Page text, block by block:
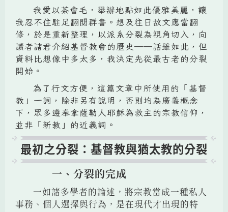
我愛以茶會毛，舉辦地點如此優雅美麗，讓
我忍不住駐足翻閱群書。想及往日故文應當翻
修，於是重新整理，以派系分裂為視角切入，向
讀者諸君介紹基督教會的歷史——話雖如此，但
資料比想像中多太多，我決定先從最古老的分裂
開始。
為了行文方便，這篇文章中所使用的「基督
教」一詞，除非另有說明，否則均為廣義概念
下，眾多遵奉拿薩勒人耶穌為救主的宗教信仰，
並非「新教」的近義詞。
最初之分裂：基督教與猶太教的分裂
一、分裂的完成
一如諸多學者的論述，將宗教當成一種私人
事務、個人選擇與行為，是在現代才出現的特